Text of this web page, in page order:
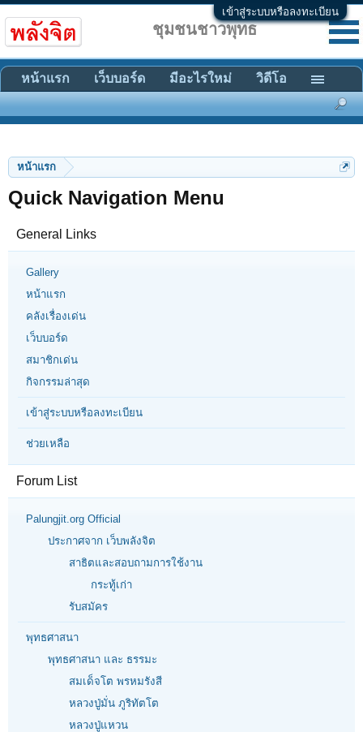
เข้าสู่ระบบหรือลงทะเบียน
หน้าแรก
Quick Navigation Menu
General Links
Gallery
หน้าแรก
คลังเรื่องเด่น
เว็บบอร์ด
สมาชิกเด่น
กิจกรรมล่าสุด
เข้าสู่ระบบหรือลงทะเบียน
ช่วยเหลือ
Forum List
Palungjit.org Official
ประกาศจาก เว็บพลังจิต
สาธิตและสอบถามการใช้งาน
กระทู้เก่า
รับสมัคร
พุทธศาสนา
พุทธศาสนา และ ธรรมะ
สมเด็จโต พรหมรังสี
หลวงปู่มั่น ภูริทัตโต
หลวงปู่แหวน
ชุมชนชาวพุทธ
หน้าแรก เว็บบอร์ด มีอะไรใหม่ วิดีโอ